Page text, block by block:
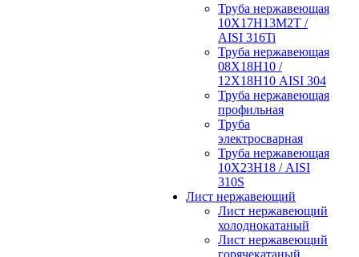
Труба нержавеющая
10Х17Н13М2Т /
AISI 316Ti
Труба нержавеющая
08Х18Н10 /
12Х18Н10 AISI 304
Труба нержавеющая
профильная
Труба
электросварная
Труба нержавеющая
10Х23Н18 / AISI
310S
Лист нержавеющий
Лист нержавеющий
холоднокатаный
Лист нержавеющий
горячекатаный